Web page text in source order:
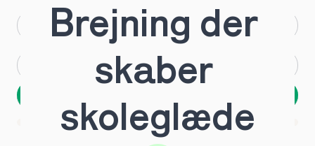
IB EUX
Andet Ved ikke
Spring over
1 ud af 9 for at finde den rette tutor
Brejning der
skaber
skoleglæde